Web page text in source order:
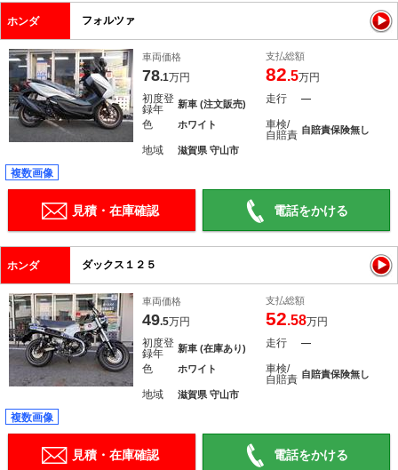
ホンダ フォルツァ
車両価格
78.1万円
支払総額
82.5万円
初度登
録年
新車 (注文販売) 走行 ―
色 ホワイト
車検/
自賠責 自賠責保険無し
地域 滋賀県 守山市
複数画像
見積・在庫確認 電話をかける
ホンダ ダックス１２５
車両価格
49.5万円
支払総額
52.58万円
初度登
録年
新車 (在庫あり) 走行 ―
色 ホワイト
車検/
自賠責 自賠責保険無し
地域 滋賀県 守山市
複数画像
見積・在庫確認 電話をかける